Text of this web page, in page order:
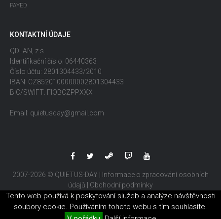
PAYED
KONTAKTNÍ ÚDAJE
QDLAN, z.s.
Identifikační číslo: 06440363
Číslo účtu: 2801304433/2010
IBAN: CZ8520100000002801304433
BIC/SWIFT: FIOBCZPPXXX
Email: quietusday@gmail.com
2007-2026 © QUIETUS-DAY |
Informace o zpracování osobních
údajů
Obchodní podmínky
Tento web používá k poskytování služeb a analýze návštěvnosti
soubory cookie. Používáním tohoto webu s tím souhlasíte.